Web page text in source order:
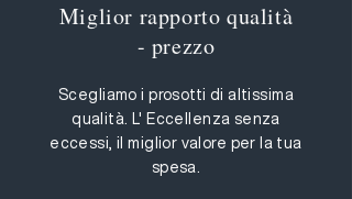
Miglior rapporto qualità
- prezzo
Scegliamo i prosotti di altissima
qualità. L' Eccellenza senza
eccessi, il miglior valore per la tua
spesa.